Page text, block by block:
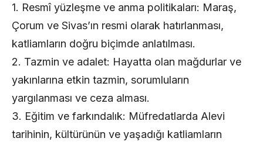
1. Resmî yüzleşme ve anma politikaları: Maraş,
Çorum ve Sivas’ın resmi olarak hatırlanması,
katliamların doğru biçimde anlatılması.
2. Tazmin ve adalet: Hayatta olan mağdurlar ve
yakınlarına etkin tazmin, sorumluların
yargılanması ve ceza alması.
3. Eğitim ve farkındalık: Müfredatlarda Alevi
tarihinin, kültürünün ve yaşadığı katliamların